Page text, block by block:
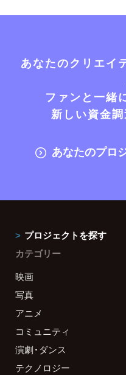
あなたのクリエイ
ファンと一緒
新しい資金
あなたのプロ
プロジェクトを探す
カテゴリー
映画
写真
アニメ
コミュニティ
演劇・ダンス
テクノロジー